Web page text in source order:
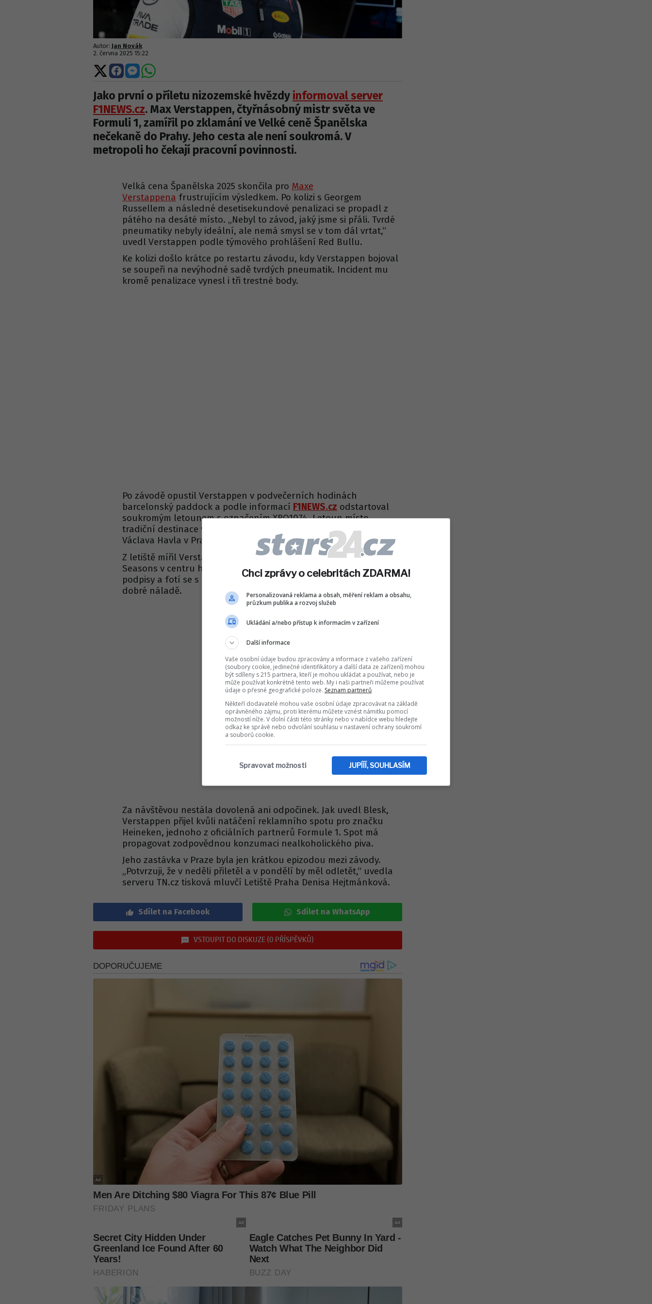
Autor: Jan Novák
2. června 2025 15:22
Sdílet
na
Sdílet
na
Sdílet
na
Sdílet
Jako první o příletu nizozemské hvězdy informoval server
F1NEWS.cz. Max Verstappen, čtyřnásobný mistr světa ve
Formuli 1, zamířil po zklamání ve Velké ceně Španělska
nečekaně do Prahy. Jeho cesta ale není soukromá. V
metropoli ho čekají pracovní povinnosti.
Velká cena Španělska 2025 skončila pro Maxe
Verstappena frustrujícím výsledkem. Po kolizi s Georgem
Russellem a následné desetisekundové penalizaci se propadl z
pátého na desáté místo. „Nebyl to závod, jaký jsme si přáli. Tvrdé
pneumatiky nebyly ideální, ale nemá smysl se v tom dál vrtat,“
uvedl Verstappen podle týmového prohlášení Red Bullu.
Ke kolizi došlo krátce po restartu závodu, kdy Verstappen bojoval
se soupeři na nevýhodné sadě tvrdých pneumatik. Incident mu
kromě penalizace vynesl i tři trestné body.
Po závodě opustil Verstappen v podvečerních hodinách
barcelonský paddock a podle informací F1NEWS.cz odstartoval
soukromým letounem s označením XRO1074. Letoun místo
tradiční destinace v Nice přistál kolem 20. hodiny na Letišti
Václava Havla v Praze.
Z letiště mířil Verstappen rovnou do luxusního hotelu Four
Seasons v centru hlavního města. Tam byl zachycen, jak rozdává
podpisy a fotí se s fanoušky. Podle svědků působil uvolněně a v
dobré náladě.
Za návštěvou nestála dovolená ani odpočinek. Jak uvedl Blesk,
Verstappen přijel kvůli natáčení reklamního spotu pro značku
Heineken, jednoho z oficiálních partnerů Formule 1. Spot má
propagovat zodpovědnou konzumaci nealkoholického piva.
Jeho zastávka v Praze byla jen krátkou epizodou mezi závody.
„Potvrzuji, že v neděli přiletěl a v pondělí by měl odletět,“ uvedla
serveru TN.cz tisková mluvčí Letiště Praha Denisa Hejtmánková.
Sdílet na Facebook Sdílet na WhatsApp
VSTOUPIT DO DISKUZE (0 PŘÍSPĚVKŮ)
Chci zprávy o celebritách ZDARMA!
Personalizovaná reklama a obsah, měření reklam a obsahu,
průzkum publika a rozvoj služeb
Ukládání a/nebo přístup k informacím v zařízení
Další informace
Vaše osobní údaje budou zpracovány a informace z vašeho zařízení
(soubory cookie, jedinečné identifikátory a další data ze zařízení) mohou
být sdíleny s 215 partnera, kteří je mohou ukládat a používat, nebo je
může používat konkrétně tento web. My i naši partneři můžeme používat
údaje o přesné geografické poloze. Seznam partnerů
Někteří dodavatelé mohou vaše osobní údaje zpracovávat na základě
oprávněného zájmu, proti kterému můžete vznést námitku pomocí
možností níže. V dolní části této stránky nebo v nabídce webu hledejte
odkaz ke správě nebo odvolání souhlasu v nastavení ochrany soukromí
a souborů cookie.
JUPÍÍÍ, SOUHLASÍM
Spravovat možnosti